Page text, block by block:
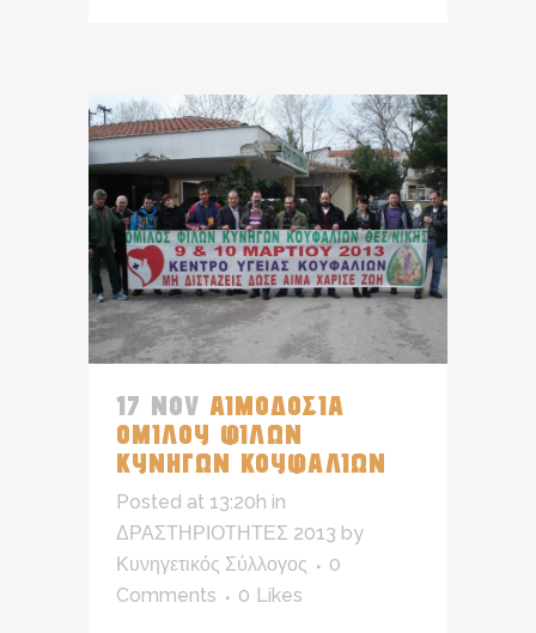
17 NOV ΑΙΜΟΔΟΣΙΑ
ΟΜΙΛΟΥ ΦΙΛΩΝ
ΚΥΝΗΓΩΝ ΚΟΥΦΑΛΙΩΝ
Posted at 13:20h in
ΔΡΑΣΤΗΡΙΟΤΗΤΕΣ 2013 by
Κυνηγετικός Σύλλογος
0
Comments
0 Likes